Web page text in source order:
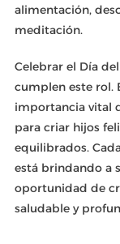
alimentación,
meditación.
Celebrar el Día
cumplen este rol.
importancia vital
para criar hijos
equilibrados.
está brindando a
oportunidad de
saludable y